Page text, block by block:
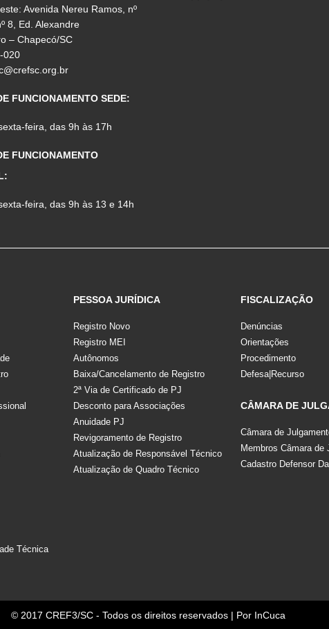
Avenida Nereu Ramos, nº
8, Ed. Alexandre
– Chapecó/SC
020
FUNCIONAMENTO SEDE:
feira, das 9h às 17h
FUNCIONAMENTO
feira, das 9h às 13 e 14h
Técnica
PESSOA JURÍDICA
Registro Novo
Registro MEI
Autônomos
Baixa/Cancelamento de Registro
2ª Via de Certificado de PJ
Desconto para Associações
Anuidade PJ
Revigoramento de Registro
Atualização de Responsável Técnico
Atualização de Quadro Técnico
FISCALIZAÇÃO
Denúncias
Orientações
Procedimento
Defesa|Recurso
CÂMARA DE
Câmara de
Membros Câmara de
Cadastro Defensor
© 2017 CREF3/SC - Todos os direitos reservados | Por InCuca